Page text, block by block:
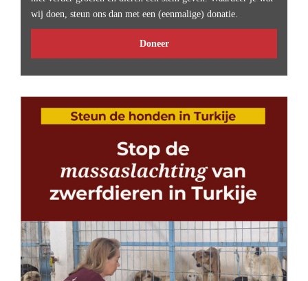
wij doen, steun ons dan met een (eenmalige) donatie.
Doneer